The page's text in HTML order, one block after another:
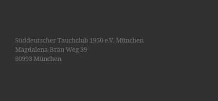
Süddeutscher Tauchclub 1950 e.V. München
Magdalena-Bräu Weg 39
80993 München